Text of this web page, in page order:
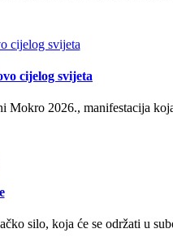
cijelog svijeta
Mokro 2026., manifestacija
silo, koja će se održati u